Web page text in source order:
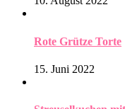
Rote Grütze Torte
15. Juni 2022